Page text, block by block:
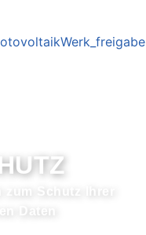
zum Schutz Ihrer
Daten